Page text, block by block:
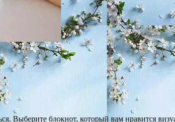
Выберите блокнот, который вам нравится